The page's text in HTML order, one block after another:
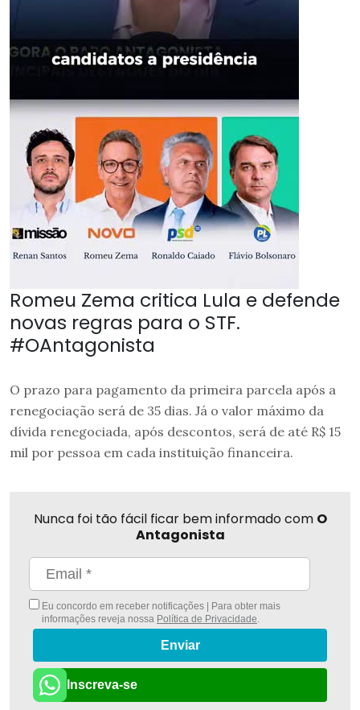
Romeu Zema critica Lula e defende
novas regras para o STF.
#OAntagonista
O prazo para pagamento da primeira parcela após a
renegociação será de 35 dias. Já o valor máximo da
dívida renegociada, após descontos, será de até R$ 15
mil por pessoa em cada instituição financeira.
Nunca foi tão fácil ficar bem informado com O
Antagonista
Eu concordo em receber notificações | Para obter mais
informações reveja nossa Política de Privacidade.
Enviar
Inscreva-se